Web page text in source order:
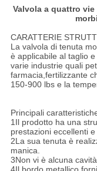
Valvola a quattro
CARATTERIE
La valvola di tenuta
è applicabile al taglio
varie industrie quali
farmacia,fertilizzante
150-900 lbs e la
Principali
1Il prodotto ha una
prestazioni eccellenti
2La sua tenuta è
manica.
3Non vi è alcuna